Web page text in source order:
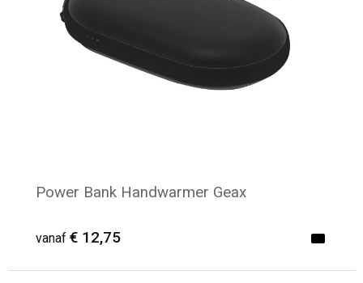
Power Bank Handwarmer Geax
vanaf € 12,75